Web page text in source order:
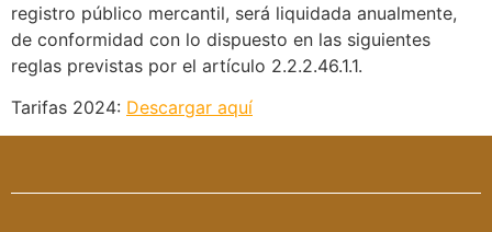
registro público mercantil, será liquidada anualmente,
de conformidad con lo dispuesto en las siguientes
reglas previstas por el artículo 2.2.2.46.1.1.
Tarifas 2024: Descargar aquí